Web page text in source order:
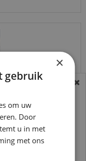
periode zijn wij
helaas niet
verwerkt
wat je van ons
×
gebruik
om uw
Door
u in met
met ons